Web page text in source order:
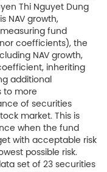
Thi Nguyet Dung
NAV growth,
fund
coefficients), the
NAV growth,
inheriting
additional
to more
of securities
market. This is
when the fund
with acceptable risk
possible risk.
set of 23 securities